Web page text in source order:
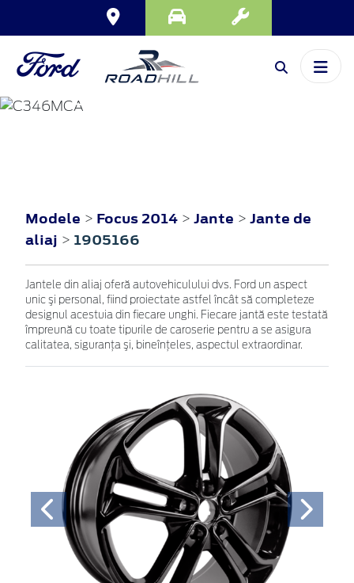
FOCUS
Modele > Focus 2014 > Jante > Jante de
aliaj > 1905166
Jantele din aliaj oferă autovehiculului dvs. Ford un aspect
unic şi personal, fiind proiectate astfel încât să completeze
designul acestuia din fiecare unghi. Fiecare jantă este testată
împreună cu toate tipurile de caroserie pentru a se asigura
calitatea, siguranţa şi, bineînţeles, aspectul extraordinar.